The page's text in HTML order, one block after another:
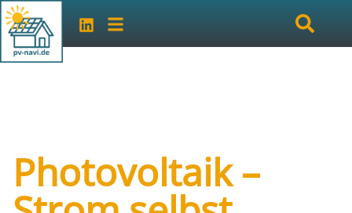
Photovoltaik –